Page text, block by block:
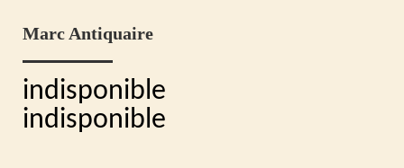
Marc Antiquaire
indisponible
indisponible